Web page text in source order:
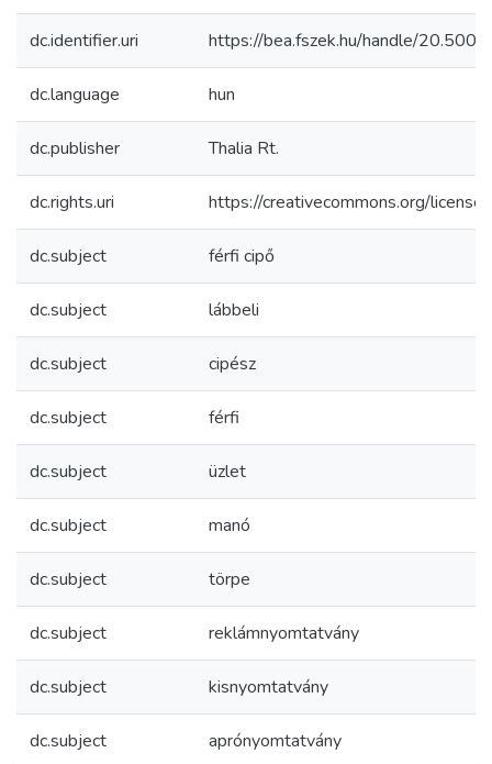
dc.identifier.uri https://bea.fszek.hu/handle/
dc.language hun
dc.publisher Thalia Rt.
dc.rights.uri https://creativecommons.org/
dc.subject férfi cipő
dc.subject lábbeli
dc.subject cipész
dc.subject férfi
dc.subject üzlet
dc.subject manó
dc.subject törpe
dc.subject reklámnyomtatvány
dc.subject kisnyomtatvány
dc.subject aprónyomtatvány